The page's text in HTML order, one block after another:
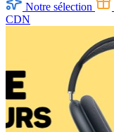
Notre sélection
CDN